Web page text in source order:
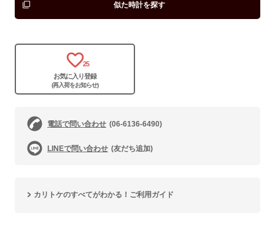
似た時計を探す
25
お気に入り登録
(再入荷をお知らせ)
電話で問い合わせ (06-6136-6490)
LINEで問い合わせ (友だち追加)
カリトケのすべてがわかる！ご利用ガイド